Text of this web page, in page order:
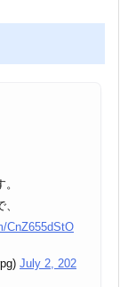
CnZ655dStO
July 2, 202